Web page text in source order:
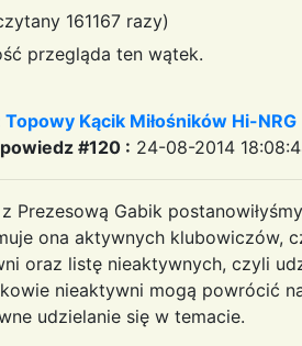
161167 razy)
przegląda ten wątek.
Topowy Kącik Miłośników Hi-NRG
#120 : 24-08-2014
Prezesową Gabik
ona aktywnych klubowiczów,
oraz listę nieaktywnych, czyli
nieaktywni mogą powrócić
udzielanie się w temacie.